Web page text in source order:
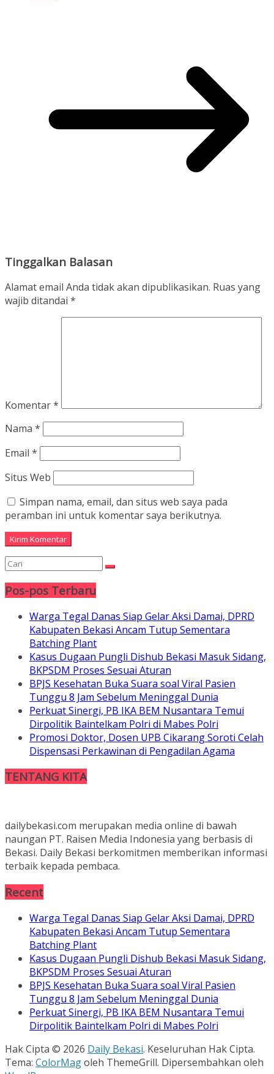
Tinggalkan Balasan
Alamat email Anda tidak akan dipublikasikan. Ruas yang
wajib ditandai *
Komentar*
Nama *
Email *
Situs Web
Simpan nama, email, dan situs web saya pada
peramban ini untuk komentar saya berikutnya.
Pos-pos Terbaru
Warga Tegal Danas Siap Gelar Aksi Damai, DPRD
Kabupaten Bekasi Ancam Tutup Sementara
Batching Plant
Kasus Dugaan Pungli Dishub Bekasi Masuk Sidang,
BKPSDM Proses Sesuai Aturan
BPJS Kesehatan Buka Suara soal Viral Pasien
Tunggu 8 Jam Sebelum Meninggal Dunia
Perkuat Sinergi, PB IKA BEM Nusantara Temui
Dirpolitik Baintelkam Polri di Mabes Polri
Promosi Doktor, Dosen UPB Cikarang Soroti Celah
Dispensasi Perkawinan di Pengadilan Agama
TENTANG KITA
dailybekasi.com merupakan media online di bawah
naungan PT. Raisen Media Indonesia yang berbasis di
Bekasi. Daily Bekasi berkomitmen memberikan informasi
terbaik kepada pembaca.
Recent
Warga Tegal Danas Siap Gelar Aksi Damai, DPRD
Kabupaten Bekasi Ancam Tutup Sementara
Batching Plant
Kasus Dugaan Pungli Dishub Bekasi Masuk Sidang,
BKPSDM Proses Sesuai Aturan
BPJS Kesehatan Buka Suara soal Viral Pasien
Tunggu 8 Jam Sebelum Meninggal Dunia
Perkuat Sinergi, PB IKA BEM Nusantara Temui
Dirpolitik Baintelkam Polri di Mabes Polri
Hak Cipta © 2026 Daily Bekasi. Keseluruhan Hak Cipta.
Tema: ColorMagoleh ThemeGrill. Dipersembahkan oleh